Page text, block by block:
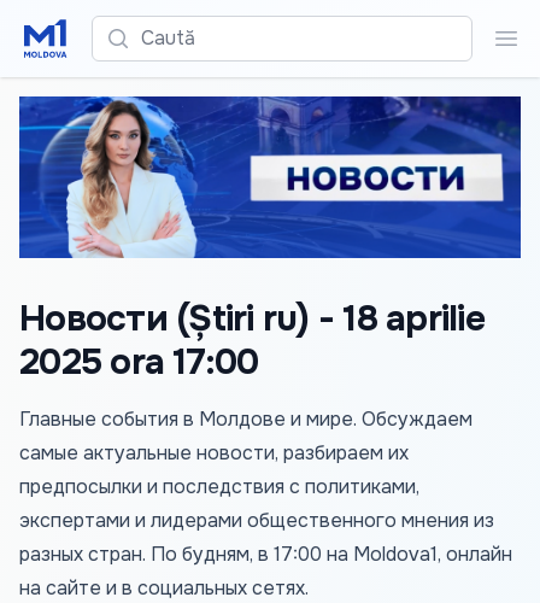
Caută
Новости (Știri ru) - 18 aprilie
2025 ora 17:00
Главные события в Молдове и мире. Обсуждаем
самые актуальные новости, разбираем их
предпосылки и последствия с политиками,
экспертами и лидерами общественного мнения из
разных стран. По будням, в 17:00 на Moldova1, онлайн
на сайте и в социальных сетях.